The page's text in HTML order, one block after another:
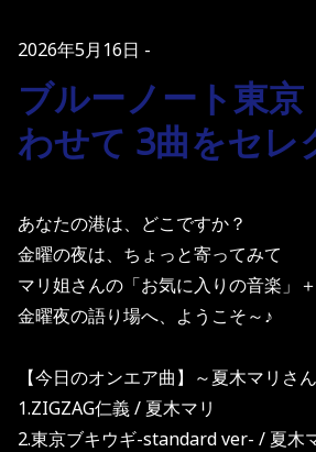
2026年5月16日
ブルーノート東
わせて 3曲をセレ
あなたの港は、どこですか？
金曜の夜は、ちょっと寄ってみて
マリ姐さんの「お気に入りの音楽」
金曜夜の語り場へ、ようこそ～♪
【今日のオンエア曲】～夏木マリさ
1.ZIGZAG仁義 / 夏木マリ
2.東京ブキウギ-standard ver- / 夏木